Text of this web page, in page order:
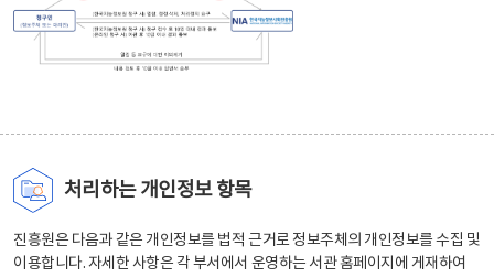
처리하는 개인정보 항목
진흥원은 다음과 같은 개인정보를 법적 근거로 정보주체의 개인정보를 수집 및
이용합니다. 자세한 사항은 각 부서에서 운영하는 서관 홈페이지에 게재하여